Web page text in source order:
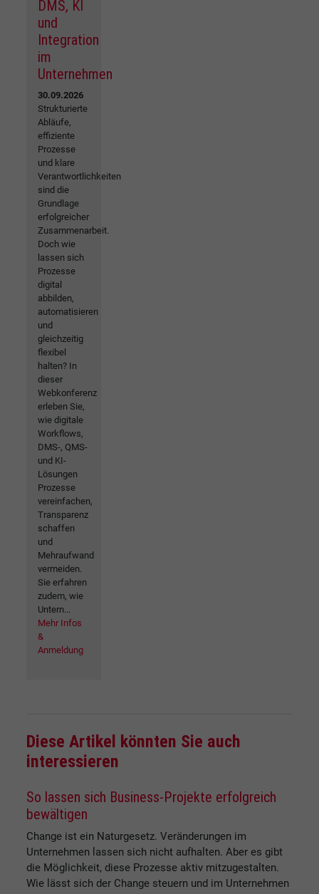
DMS, KI
und
Integration
im
Unternehmen
30.09.2026
Strukturierte
Abläufe,
effiziente
Prozesse
und klare
Verantwortlichkeiten
sind die
Grundlage
erfolgreicher
Zusammenarbeit.
Doch wie
lassen sich
Prozesse
digital
abbilden,
automatisieren
und
gleichzeitig
flexibel
halten? In
dieser
Webkonferenz
erleben Sie,
wie digitale
Workflows,
DMS-, QMS-
und KI-
Lösungen
Prozesse
vereinfachen,
Transparenz
schaffen
und
Mehraufwand
vermeiden.
Sie erfahren
zudem, wie
Untern...
Mehr Infos
&
Anmeldung
Diese Artikel könnten Sie auch
interessieren
So lassen sich Business-Projekte erfolgreich
bewältigen
Change ist ein Naturgesetz. Veränderungen im
Unternehmen lassen sich nicht aufhalten. Aber es gibt
die Möglichkeit, diese Prozesse aktiv mitzugestalten.
Wie lässt sich der Change steuern und im Unternehmen